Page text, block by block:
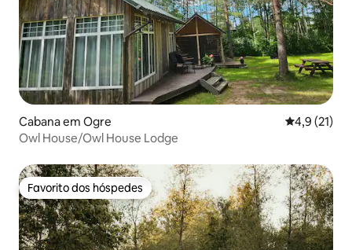
Cabana em Ogre
4,9 (21)
Owl House/Owl House Lodge
Favorito dos hóspedes
Favorito dos hóspedes